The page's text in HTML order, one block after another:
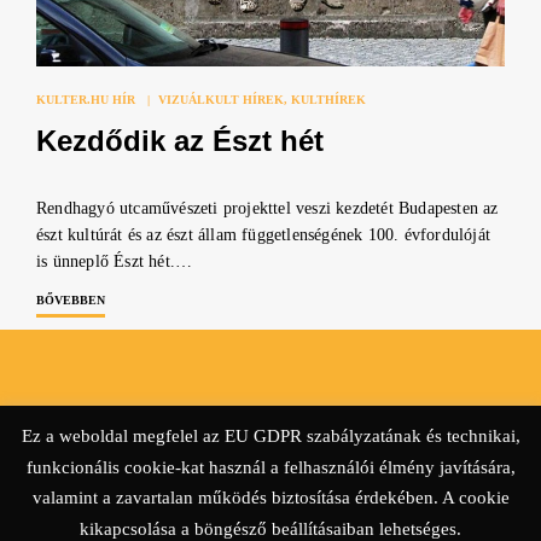
KULTER.HU HÍR | VIZUÁLKULT HÍREK KULTHÍREK
Kezdődik az Észt hét
Rendhagyó utcaművészeti projekttel veszi kezdetét Budapesten az
észt kultúrát és az észt állam függetlenségének 100. évfordulóját
is ünneplő Észt hét.…
BŐVEBBEN
Impresszum Támogatók & Partnerek
Adatvédelmi tájékoztató
Ez a weboldal megfelel az EU GDPR szabályzatának és technikai,
funkcionális cookie-kat használ a felhasználói élmény javítására,
valamint a zavartalan működés biztosítása érdekében. A cookie
kikapcsolása a böngésző beállításaiban lehetséges.